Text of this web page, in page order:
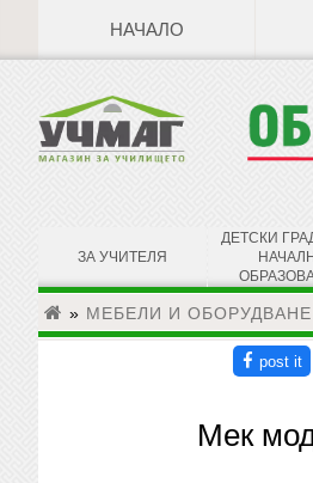
НАЧАЛО
ЗА УЧИТЕЛЯ
ДЕТСКИ
» МЕБЕЛИ И ОБОРУДВАНЕ
Мек